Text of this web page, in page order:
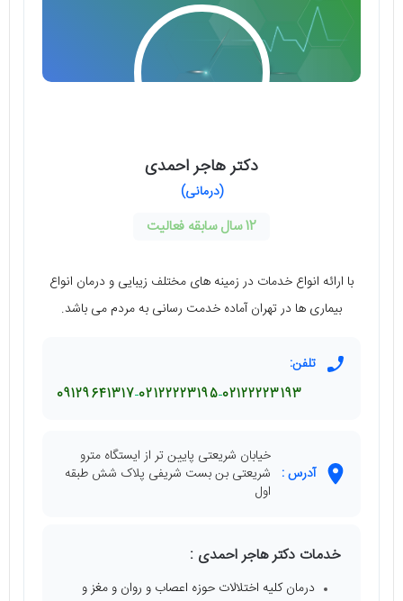
دکتر هاجر احمدی
(درمانی)
12 سال سابقه فعالیت
با ارائه انواع خدمات در زمینه های مختلف زیبایی و درمان انواع
بیماری ها در تهران آماده خدمت رسانی به مردم می باشد.
تلفن:
02122223193
02122223195
09129641317
آدرس :
خیابان شریعتی پایین تر از ایستگاه مترو
شریعتی بن بست شریفی پلاک شش طبقه
اول
خدمات دکتر هاجر احمدی :
درمان کلیه اختلالات حوزه اعصاب و روان و مغز و